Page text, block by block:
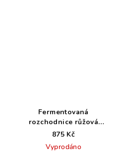
Fermentovaná
rozchodnice růžová
(Rhodiola) v bio kvalitě
875 Kč
Vyprodáno